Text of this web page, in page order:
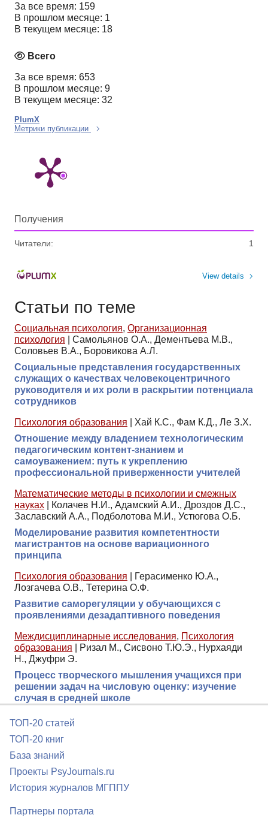
За все время: 159
В прошлом месяце: 1
В текущем месяце: 18
Всего
За все время: 653
В прошлом месяце: 9
В текущем месяце: 32
PlumX
Метрики публикации
Получения
Читатели: 1
View details
Статьи по теме
Социальная психология, Организационная
психология
Самольянов О.А., Дементьева М.В.,
Соловьев В.А., Боровикова А.Л.
Социальные представления государственных
служащих о качествах человекоцентричного
руководителя и их роли в раскрытии потенциала
сотрудников
Психология образования
Хай К.С., Фам К.Д., Ле З.Х.
Отношение между владением технологическим
педагогическим контент-знанием и
самоуважением: путь к укреплению
профессиональной приверженности учителей
Математические методы в психологии и смежных
науках
Колачев Н.И., Адамский А.И., Дроздов Д.С.,
Заславский А.А., Подболотова М.И., Устюгова О.Б.
Моделирование развития компетентности
магистрантов на основе вариационного
принципа
Психология образования
Герасименко Ю.А.,
Лозгачева О.В., Тетерина О.Ф.
Развитие саморегуляции у обучающихся с
проявлениями дезадаптивного поведения
Междисциплинарные исследования, Психология
образования
Ризал М., Сисвоно Т.Ю.Э., Нурхаяди
Н., Джуфри Э.
Процесс творческого мышления учащихся при
решении задач на числовую оценку: изучение
случая в средней школе
ТОП-20 статей
ТОП-20 книг
База знаний
Проекты PsyJournals.ru
История журналов МГППУ
Партнеры портала